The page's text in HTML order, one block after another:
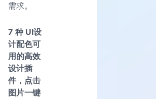
需求。
7 种 UI设
计配色可
用的高效
设计插
件，点击
图片一键